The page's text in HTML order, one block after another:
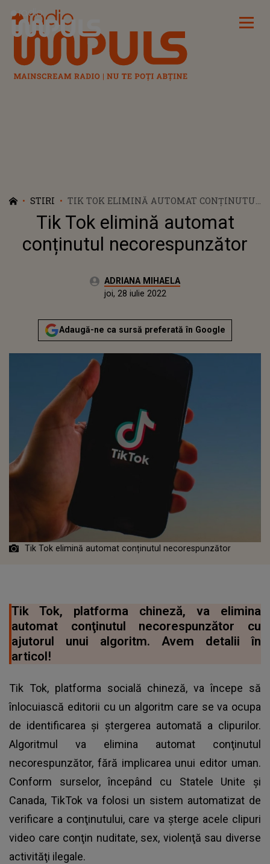
Radio Impuls
STIRI
TIK TOK ELIMINĂ AUTOMAT CONȚINUTUL
NECORESPUNZĂTOR
Tik Tok elimină automat
conținutul necorespunzător
Autor:ADRIANA MIHAELA
Actualizat:
joi, 28 iulie 2022
Adaugă-ne ca sursă preferată în Google
Tik Tok elimină automat conținutul necorespunzător
Tik Tok, platforma chineză, va elimina
automat conţinutul necorespunzător cu
ajutorul unui algoritm. Avem detalii în
articol!
Tik Tok, platforma socială chineză, va începe să
înlocuiască editorii cu un algoritm care se va ocupa
de identificarea şi ştergerea automată a clipurilor.
Algoritmul va elimina automat conţinutul
necorespunzător, fără implicarea unui editor uman.
Conform surselor, începând cu Statele Unite şi
Canada, TikTok va folosi un sistem automatizat de
verificare a conţinutului, care va şterge acele clipuri
video care conţin nuditate, sex, violenţă sau diverse
activităţi ilegale.